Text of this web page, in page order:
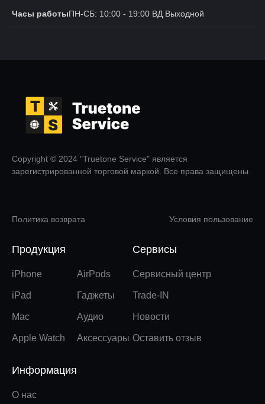
Часы работыПН-СБ: 10:00 - 19:00 ВД Выходной
Copyright © 2024 "Truetone Service" является
зарегистрированной торговой маркой. Все права защищены.
Политика возврата Условия пользование
Продукция
iPhone
iPad
Mac
Apple Watch
AirPods
Гаджеты
Аудио
Аксессуары
Сервисы
Сервисный центр
Trade-IN
Новости
Оставить отзыв
Информация
О нас